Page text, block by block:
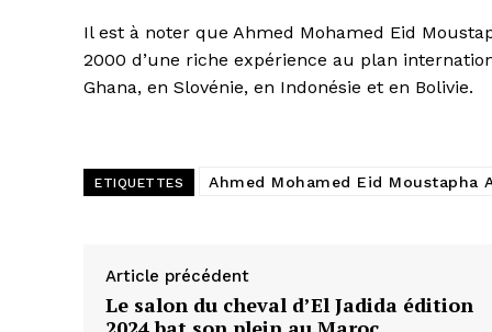
Il est à noter que Ahmed Mohamed Eid
2000 d’une riche expérience au plan
Ghana, en Slovénie, en Indonésie et en Bolivie.
ETIQUETTES Ahmed Mohamed Eid Moustapha
Article précédent
Le salon du cheval d’El Jadida édition